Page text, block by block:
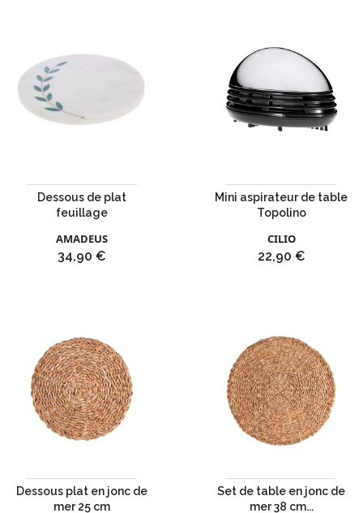
Dessous de plat
feuillage
AMADEUS
Prix
34,90 €
Mini aspirateur de table
Topolino
CILIO
Prix
22,90 €
Dessous plat en jonc de
mer 25 cm
Set de table en jonc de
mer 38 cm...